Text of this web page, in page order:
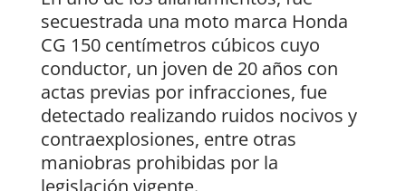
secuestrada una moto marca Honda
CG 150 centímetros cúbicos cuyo
conductor, un joven de 20 años con
actas previas por infracciones, fue
detectado realizando ruidos nocivos y
contraexplosiones, entre otras
maniobras prohibidas por la
legislación vigente.